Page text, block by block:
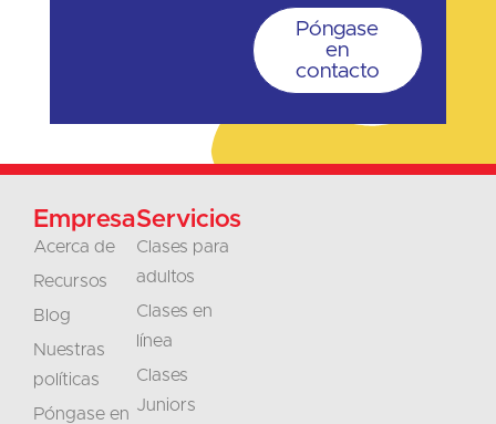
Póngase
en
contacto
Empresa
Acerca de
Recursos
Blog
Nuestras
políticas
Póngase en
Servicios
Clases para
adultos
Clases en
línea
Clases
Juniors